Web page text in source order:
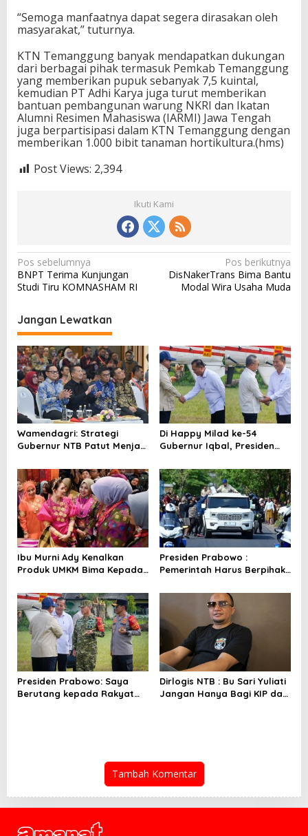
“Semoga manfaatnya dapat segera dirasakan oleh
masyarakat,” tuturnya.
KTN Temanggung banyak mendapatkan dukungan
dari berbagai pihak termasuk Pemkab Temanggung
yang memberikan pupuk sebanyak 7,5 kuintal,
kemudian PT Adhi Karya juga turut memberikan
bantuan pembangunan warung NKRI dan Ikatan
Alumni Resimen Mahasiswa (IARMI) Jawa Tengah
juga berpartisipasi dalam KTN Temanggung dengan
memberikan 1.000 bibit tanaman hortikultura.(hms)
Post Views: 2,394
Ikuti Kami
N
a
i
g
a
s
i
p
o
Pos sebelumnya
BNPT Terima Kunjungan
Studi Tiru KOMNASHAM RI
Pos berikutnya
DisNakerTrans Bima Bantu
Modal Wira Usaha Muda
Jangan Lewatkan
Wamendagri: Strategi
Gubernur NTB Patut Menjadi
Indonesia
Di Happy Milad ke-54
Gubernur Iqbal, Presiden
Ibu Murni Ady Kenalkan
Produk UMKM Bima Kepada
Presiden Prabowo :
Pemerintah Harus Berpihak
Presiden Prabowo: Saya
Berutang kepada Rakyat
Dirlogis NTB : Bu Sari Yuliati
Jangan Hanya Bagi KIP dan
Tambah Komentar